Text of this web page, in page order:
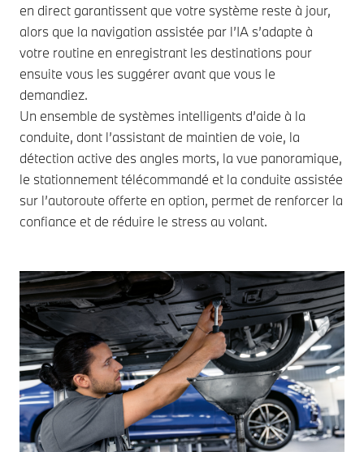
en direct garantissent que votre système reste à jour,
alors que la navigation assistée par l’IA s’adapte à
votre routine en enregistrant les destinations pour
ensuite vous les suggérer avant que vous le
demandiez.
Un ensemble de systèmes intelligents d’aide à la
conduite, dont l’assistant de maintien de voie, la
détection active des angles morts, la vue panoramique,
le stationnement télécommandé et la conduite assistée
sur l’autoroute offerte en option, permet de renforcer la
confiance et de réduire le stress au volant.